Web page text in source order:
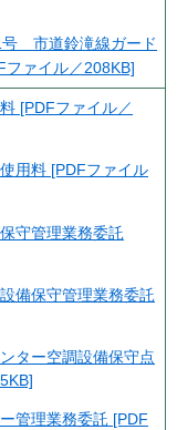
市道鈴滝線ガード
ファイル／208KB]
[PDFファイル／
用料 [PDFファイル
守管理業務委託
備保守管理業務委託
ター空調設備保守点
管理業務委託 [PDF